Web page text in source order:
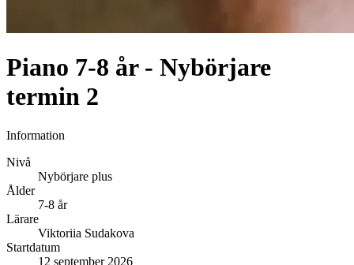
Piano 7-8 år - Nybörjare
termin 2
Information
Nivå
Nybörjare plus
Ålder
7-8 år
Lärare
Viktoriia Sudakova
Startdatum
12 september 2026